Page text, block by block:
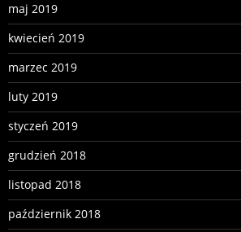
maj 2019
kwiecień 2019
marzec 2019
luty 2019
styczeń 2019
grudzień 2018
listopad 2018
październik 2018